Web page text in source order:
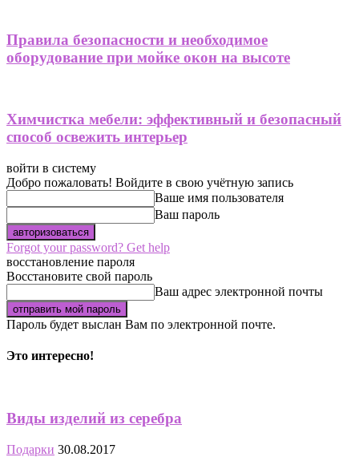
Правила безопасности и необходимое
оборудование при мойке окон на высоте
Химчистка мебели: эффективный и безопасный
способ освежить интерьер
войти в систему
Добро пожаловать! Войдите в свою учётную запись
Ваше имя пользователя
Ваш пароль
Forgot your password? Get help
восстановление пароля
Восстановите свой пароль
Ваш адрес электронной почты
Пароль будет выслан Вам по электронной почте.
Это интересно!
Виды изделий из серебра
Подарки 30.08.2017